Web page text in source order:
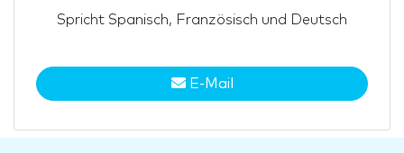
Spricht Spanisch, Französisch und Deutsch
E-Mail